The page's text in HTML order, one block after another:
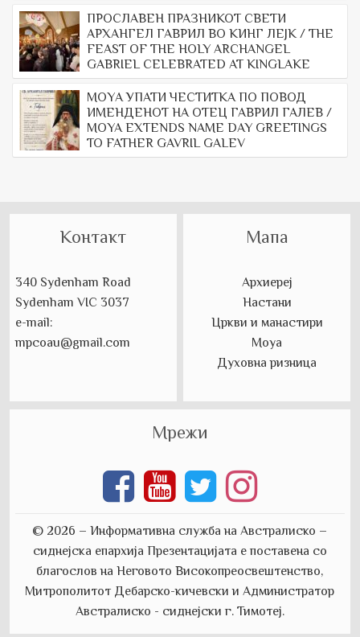
ПРОСЛАВЕН ПРАЗНИКОТ СВЕТИ
АРХАНГЕЛ ГАВРИЛ ВО КИНГ ЛЕЈК / THE
FEAST OF THE HOLY ARCHANGEL
GABRIEL CELEBRATED AT KINGLAKE
МОYА УПАТИ ЧЕСТИТКА ПО ПОВОД
ИМЕНДЕНОТ НА ОТЕЦ ГАВРИЛ ГАЛЕВ /
MOYA EXTENDS NAME DAY GREETINGS
TO FATHER GAVRIL GALEV
Контакт
340 Sydenham Road
Sydenham VIC 3037
e-mail:
mpcoau@gmail.com
Мрежи
© 2026 – Информативна служба на Австралиско –
сиднејска епархија Презентацијата е поставена со
благослов на Неговото Високопреосвештенство,
Митрополитот Дебарско-кичевски и Aдминистратор
Австралиско - сиднејски г. Тимотеј.
Мапа
Архиереј
Настани
Цркви и манастири
Моуа
Духовна ризница